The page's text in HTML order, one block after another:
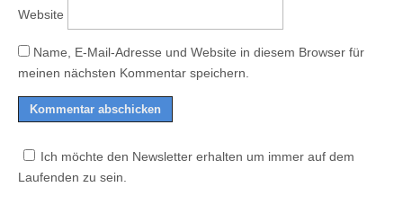
Website
Name, E-Mail-Adresse und Website in diesem Browser für
meinen nächsten Kommentar speichern.
Ich möchte den Newsletter erhalten um immer auf dem
Laufenden zu sein.